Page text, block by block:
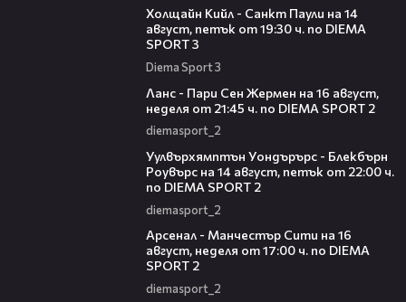
Холщайн Кийл - Санкт Паули на 14
август, петък от 19:30 ч. по DIEMA
SPORT 3
Diema Sport 3
Ланс - Пари Сен Жермен на 16 август,
неделя от 21:45 ч. по DIEMA SPORT 2
diemasport_2
Уулвърхямптън Уондърърс - Блекбърн
Роувърс на 14 август, петък от 22:00 ч.
по DIEMA SPORT 2
diemasport_2
Арсенал - Манчестър Сити на 16
август, неделя от 17:00 ч. по DIEMA
SPORT 2
diemasport_2